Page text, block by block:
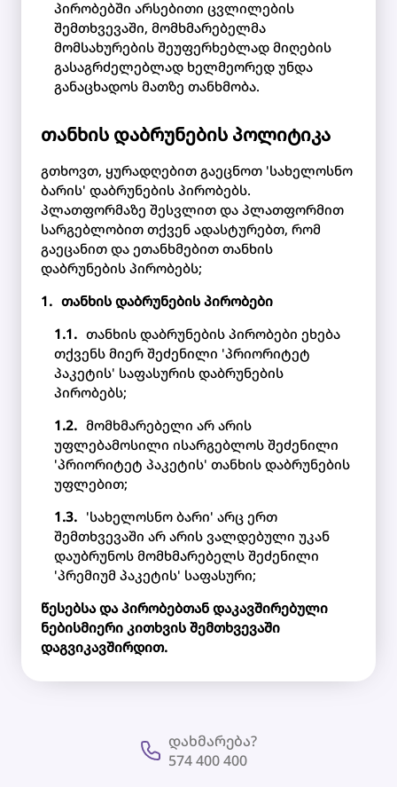
პირობებში არსებითი ცვლილების
შემთხვევაში, მომხმარებელმა
მომსახურების შეუფერხებლად მიღების
გასაგრძელებლად ხელმეორედ უნდა
განაცხადოს მათზე თანხმობა.
თანხის დაბრუნების პოლიტიკა
გთხოვთ, ყურადღებით გაეცნოთ 'სახელოსნო
ბარის' დაბრუნების პირობებს.
პლათფორმაზე შესვლით და პლათფორმით
სარგებლობით თქვენ ადასტურებთ, რომ
გაეცანით და ეთანხმებით თანხის
დაბრუნების პირობებს;
თანხის დაბრუნების პირობები
თანხის დაბრუნების პირობები ეხება
თქვენს მიერ შეძენილი 'პრიორიტეტ
პაკეტის' საფასურის დაბრუნების
პირობებს;
მომხმარებელი არ არის
უფლებამოსილი ისარგებლოს შეძენილი
'პრიორიტეტ პაკეტის' თანხის დაბრუნების
უფლებით;
'სახელოსნო ბარი' არც ერთ
შემთხვევაში არ არის ვალდებული უკან
დაუბრუნოს მომხმარებელს შეძენილი
'პრემიუმ პაკეტის' საფასური;
წესებსა და პირობებთან დაკავშირებული
ნებისმიერი კითხვის შემთხვევაში
დაგვიკავშირდით.
დახმარება?
574 400 400